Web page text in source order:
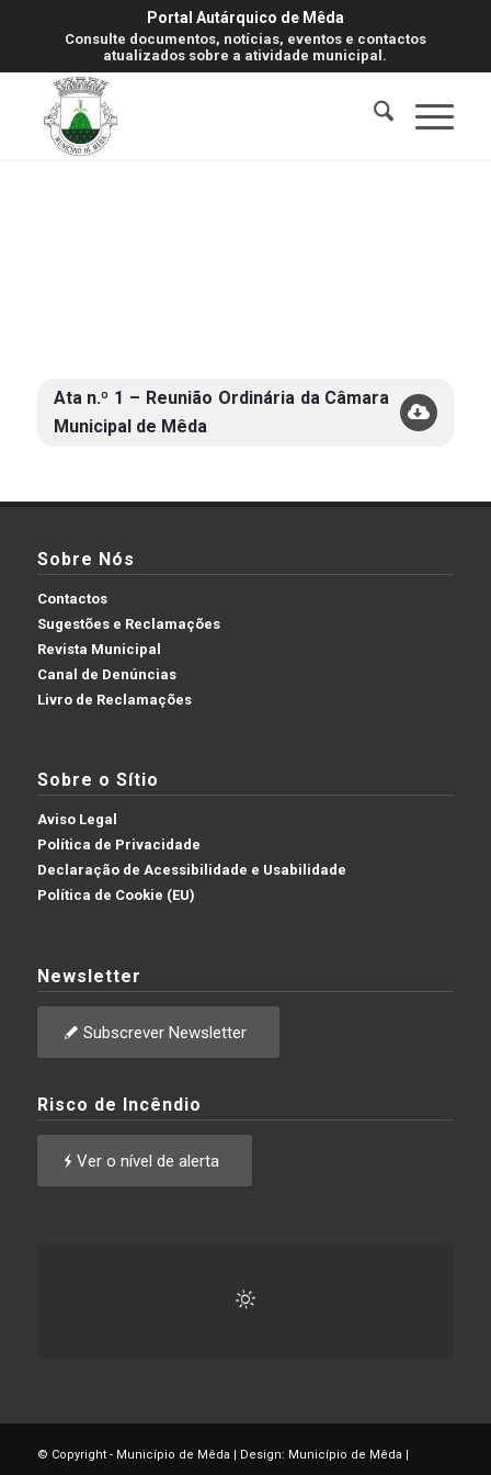
Portal Autárquico de Mêda
Consulte documentos, notícias, eventos e contactos
atualizados sobre a atividade municipal.
Ata n.º 1 – Reunião Ordinária da Câmara
Municipal de Mêda
Sobre Nós
Contactos
Sugestões e Reclamações
Revista Municipal
Canal de Denúncias
Livro de Reclamações
Sobre o Sítio
Aviso Legal
Política de Privacidade
Declaração de Acessibilidade e Usabilidade
Política de Cookie (EU)
Newsletter
Subscrever Newsletter
Risco de Incêndio
Ver o nível de alerta
© Copyright - Município de Mêda | Design: Município de Mêda |